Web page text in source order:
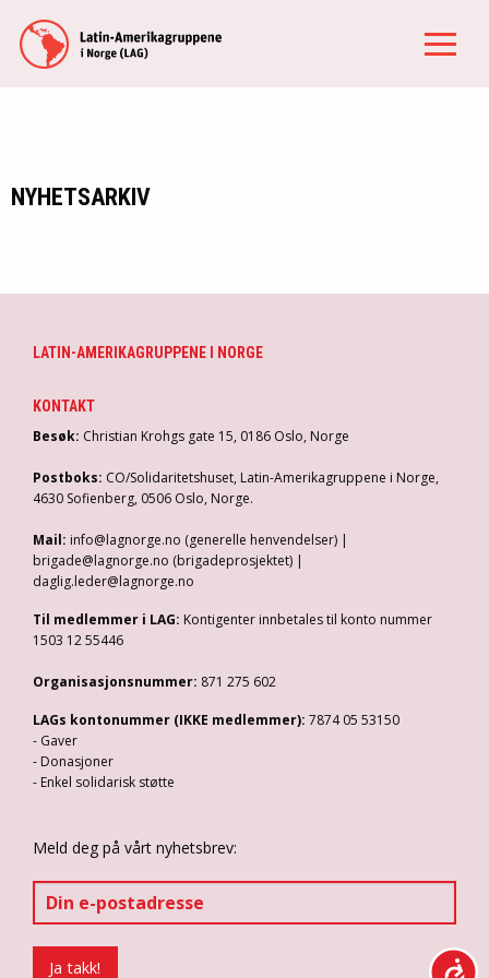
NYHETSARKIV
LATIN-AMERIKAGRUPPENE I NORGE
KONTAKT
Besøk: Christian Krohgs gate 15, 0186 Oslo, Norge
Postboks: CO/Solidaritetshuset, Latin-Amerikagruppene i Norge,
4630 Sofienberg, 0506 Oslo, Norge.
Mail: info@lagnorge.no (generelle henvendelser) |
brigade@lagnorge.no (brigadeprosjektet) |
daglig.leder@lagnorge.no
Til medlemmer i LAG: Kontigenter innbetales til konto nummer
1503 12 55446
Organisasjonsnummer: 871 275 602
LAGs kontonummer (IKKE medlemmer): 7874 05 53150
- Gaver
- Donasjoner
- Enkel solidarisk støtte
Meld deg på vårt nyhetsbrev: